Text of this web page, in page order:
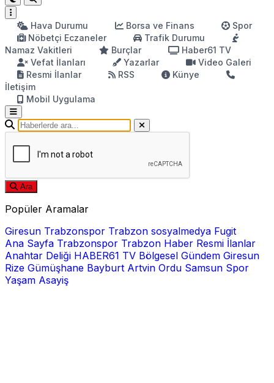
Hava Durumu Borsa ve Finans
Spor
Nöbetçi Eczaneler
Trafik Durumu
Namaz Vakitleri
Burçlar
Haber61 TV
Vefat İlanları
Yazarlar
Video Galeri
Resmi İlanlar
RSS
Künye
İletişim
Mobil Uygulama
Ara
Popüler Aramalar
Giresun Trabzonspor Trabzon sosyalmedya Fugit
Ana Sayfa Trabzonspor Trabzon Haber Resmi İlanlar
Anahtar Deliği HABER61 TV Bölgesel Gündem Giresun
Rize Gümüşhane Bayburt Artvin Ordu Samsun Spor
Yaşam Asayiş